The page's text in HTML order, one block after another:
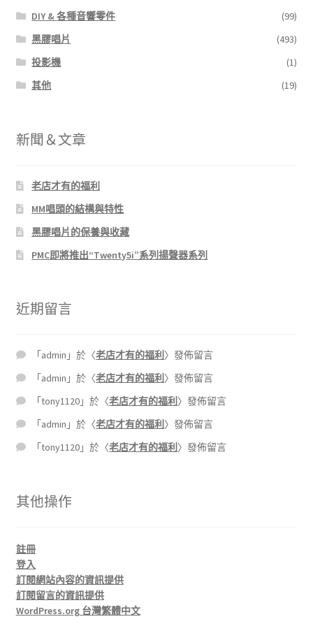
DIY & 各種音響零件
(99)
黑膠唱片
(493)
投影機
(1)
其他
(19)
新聞＆文章
老店才有的福利
MM唱頭的結構與特性
黑膠唱片的保養與收藏
PMC即將推出“Twenty5i”系列揚聲器系列
近期留言
「admin 」於〈老店才有的福利 〉發佈留言
「admin 」於〈老店才有的福利 〉發佈留言
「tony1120 」於〈老店才有的福利 〉發佈留言
「admin 」於〈老店才有的福利 〉發佈留言
「tony1120 」於〈老店才有的福利 〉發佈留言
其他操作
註冊
登入
訂閱網站內容的資訊提供
訂閱留言的資訊提供
WordPress.org 台灣繁體中文